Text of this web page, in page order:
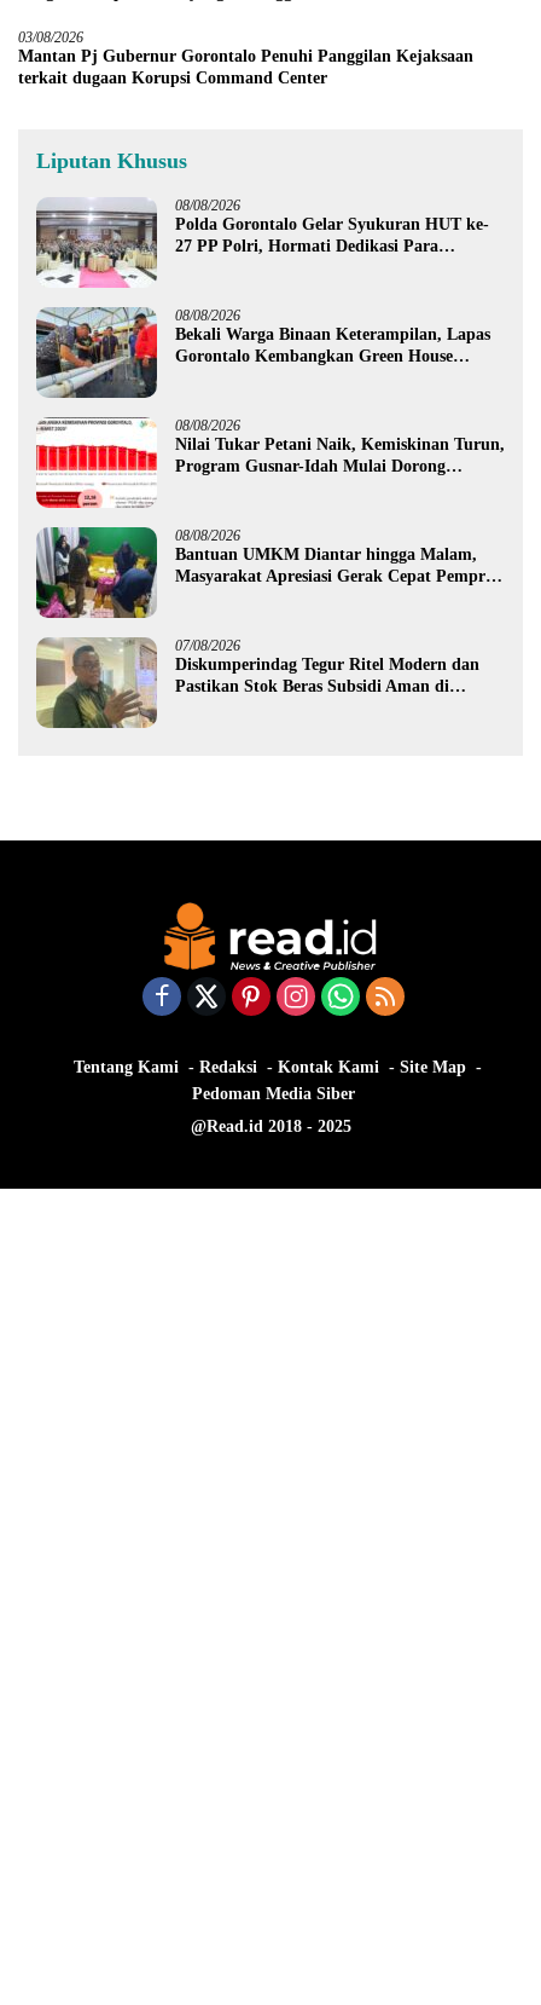
03/08/2026
Mantan Pj Gubernur Gorontalo Penuhi Panggilan Kejaksaan
terkait dugaan Korupsi Command Center
Liputan Khusus
08/08/2026
Polda Gorontalo Gelar Syukuran HUT ke-
27 PP Polri, Hormati Dedikasi Para
08/08/2026
Bekali Warga Binaan Keterampilan, Lapas
Gorontalo Kembangkan Green House
08/08/2026
Nilai Tukar Petani Naik, Kemiskinan Turun,
Program Gusnar-Idah Mulai Dorong
08/08/2026
Bantuan UMKM Diantar hingga Malam,
Masyarakat Apresiasi Gerak Cepat Pemprov
07/08/2026
Diskumperindag Tegur Ritel Modern dan
Pastikan Stok Beras Subsidi Aman di
Tentang Kami Redaksi Kontak Kami
Site Map
Pedoman Media Siber
@Read.id 2018 - 2025